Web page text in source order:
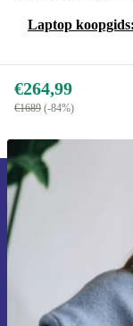
Laptop
€264,99
€1689 (-84%)